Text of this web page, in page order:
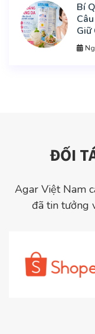
Bí
Giữ
ĐỐI
Agar Việt Nam
đã tin tưởng